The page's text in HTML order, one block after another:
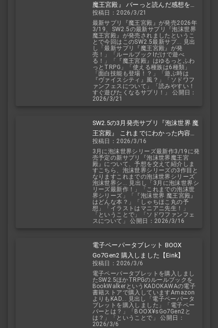
魔王宮殿』 バーっと読んだ感想を交
えて紹介します！！
投稿日：2026/3/21
最新サプリ『魔王宮殿』が発売2026年
3/19、SW2.5の最新サプリ『泡沫世界
魔王宮殿』が発売されましたというこ
とで今回はこのSW2.5最新サプ... 見出
し「最新サプリ『魔王宮殿』が発
売！」「ルールブックIだけで遊べ
る！」「『魔王宮殿』はゆるっとふわ
っとTRPG」「使える種族は6種類」
「面白技能も登場！？」「遊ぶ時は
『ヴァイスシティ』風？」「ソドワフ
ァンフェスについて」「読みやすい！
すぐ遊びたくなるサプリ！」 公開日：
2026/3/21
SW2.5の3月発売サプリ『泡沫世界 魔
王宮殿』 これまでにわかった内容を
予想を交えて紹介
投稿日：2026/3/16
3月に泡沫世界シリーズ最新作3/19に発
売予定の新サプリ『泡沫世界魔王宮
殿』について、予想を交えて紹介しま
すこちら、泡沫世界シリーズの3作目と
なりますこれまでの泡沫世界シリーズ
泡沫世界シ... 見出し「3月に泡沫世界シ
リーズ最新作！」「これまでの泡沫世
界シリーズ」「『泡沫世界 魔王宮殿』
はどんな本？」「しゃちほこ丸の予
想」「イラストはマニアニ先生！」
「ということで」「ソドワファンフェ
スについて」 公開日：2026/3/16
電子ペーパータブレット BOOX
Go7Gen2 購入しました【Eink】
投稿日：2026/3/6
電子ペーパータブレットを購入しまし
たSW2.5ほかTRPGのルールブックを
BookWalkerというKADOKAWAの電子
書籍ストアで購入していますAmazon
よりもKAD... 見出し「電子ペーパータ
ブレットを購入しました」「電子ペー
パーとは？」「BOOX¥sGo7Gen2と
は？」「ということで」 公開日：
2026/3/6